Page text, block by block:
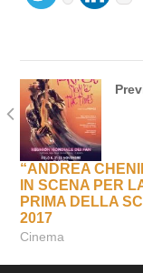
“ANDREA
IN SCENA PER
PRIMA DELLA
2017
Cinema